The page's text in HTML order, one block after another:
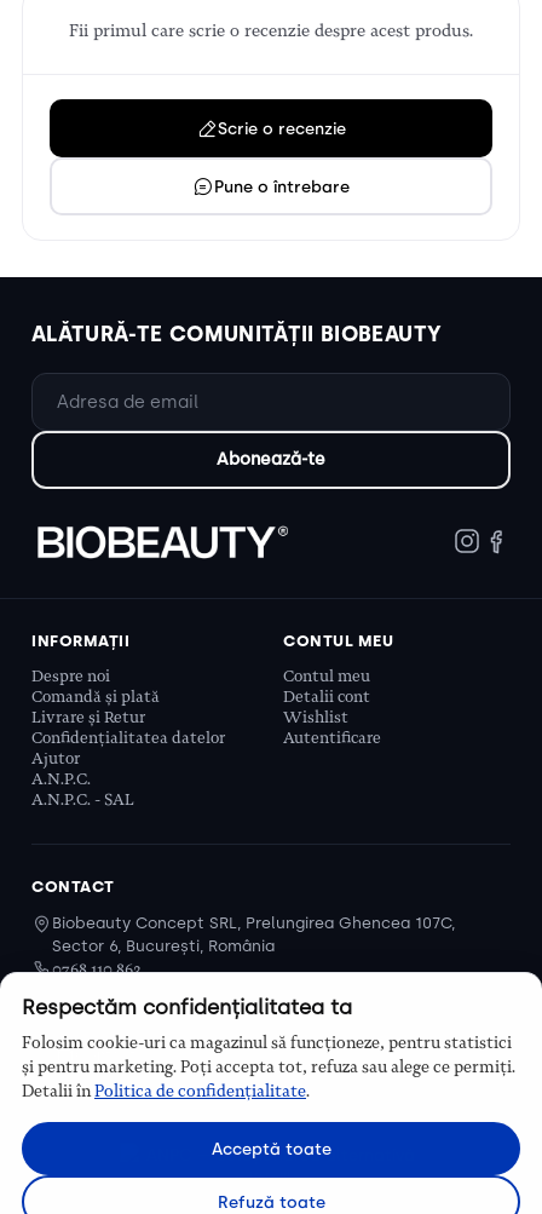
Fii primul care scrie o recenzie despre acest produs.
Scrie o recenzie
Pune o întrebare
ALĂTURĂ-TE COMUNITĂȚII BIOBEAUTY
INFORMAȚII
Despre noi
Comandă și plată
Livrare și Retur
Confidențialitatea datelor
Ajutor
A.N.P.C.
A.N.P.C. - SAL
CONTUL MEU
Contul meu
Detalii cont
Wishlist
Autentificare
CONTACT
Biobeauty Concept SRL, Prelungirea Ghencea 107C,
Sector 6, București, România
0768 110 863
Luni–Vineri, 9:00 – 16:00
© Biobeauty 2026. Toate drepturile rezervate.
Respectăm confidențialitatea ta
Folosim cookie-uri ca magazinul să funcționeze, pentru statistici
și pentru marketing. Poți accepta tot, refuza sau alege ce permiți.
Detalii înPolitica de confidențialitate.
Acceptă toate
Refuză toate